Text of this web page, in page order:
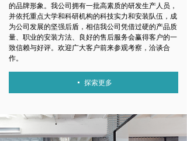
넷 探索更多
的品牌形象。我公司拥有一批高素质的研发生产人员，
并依托重点大学和科研机构的科技实力和安装队伍，成
为公司发展的坚强后盾，相信我公司凭借过硬的产品质
量、职业的安装方法、良好的售后服务会赢得客户的一
致信赖与好评。欢迎广大客户前来参观考察，洽谈合
作。